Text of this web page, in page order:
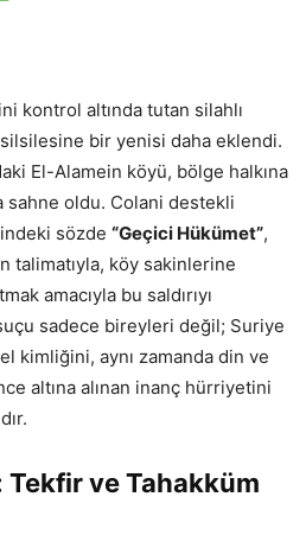
kontrol altında tutan silahlı
bir yenisi daha eklendi.
El-Alamein köyü, bölge halkına
sahne oldu. Colani destekli
sözde “Geçici Hükümet”,
talimatıyla, köy sakinlerine
amacıyla bu saldırıyı
sadece bireyleri değil; Suriye
kimliğini, aynı zamanda din ve
altına alınan inanç hürriyetini
ve Tahakküm